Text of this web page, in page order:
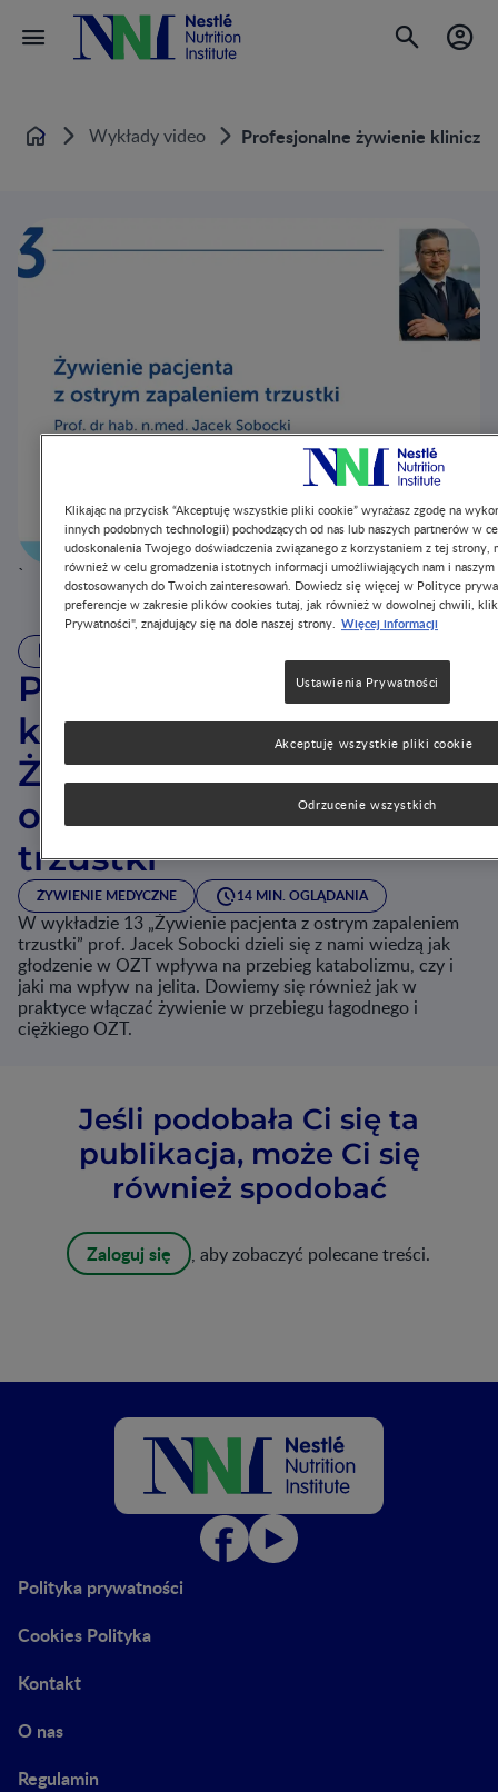
Home Wykłady video Profesjonalne żywienie
Odtwórz
`
Profesjonalne żywienie
kliniczne. Wykład 13:
Żywienie pacjenta z
ostrym zapaleniem
trzustki
ŻYWIENIE MEDYCZNE 14 MIN. OGLĄDANIA
W wykładzie 13 „Żywienie pacjenta z ostrym zapaleniem
trzustki” prof. Jacek Sobocki dzieli się z nami wiedzą jak
głodzenie w OZT wpływa na przebieg katabolizmu, czy i
jaki ma wpływ na jelita. Dowiemy się również jak w
praktyce włączać żywienie w przebiegu łagodnego i
ciężkiego OZT.
Jeśli podobała Ci się ta
publikacja, może Ci się
również spodobać
Zaloguj się , aby zobaczyć polecane treści.
Polityka prywatności
Cookies Polityka
Kontakt
O nas
Regulamin
Klikając na przycisk “Akceptuję wszystkie pliki cookie” wyrażasz zgodę na
innych podobnych technologii) pochodzących od nas lub naszych partnerów w
udoskonalenia Twojego doświadczenia związanego z korzystaniem z tej
również w celu gromadzenia istotnych informacji umożliwiających nam i
dostosowanych do Twoich zainteresowań. Dowiedz się więcej w Polityce
preferencje w zakresie plików cookies tutaj, jak również w dowolnej chwili,
Prywatności", znajdujący się na dole naszej strony. Więcej informacji
Ustawienia Prywatności
Odrzucenie wszystkich
Akceptuję wszystkie pliki cookie